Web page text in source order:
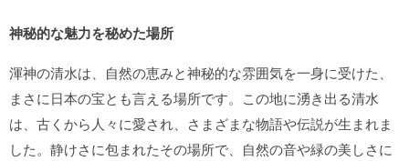
神秘的な魅力を秘めた場所
渾神の清水は、自然の恵みと神秘的な雰囲気を一身に受けた、
まさに日本の宝とも言える場所です。この地に湧き出る清水
は、古くから人々に愛され、さまざまな物語や伝説が生まれま
した。静けさに包まれたその場所で、自然の音や緑の美しさに